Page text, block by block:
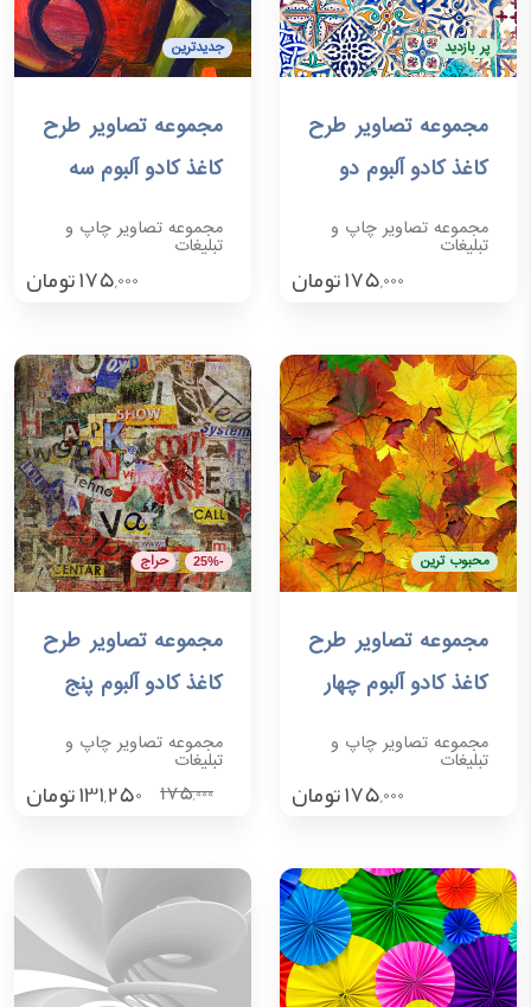
پر بازدید
افزودن به سبد خرید
مجموعه تصاویر طرح
کاغذ کادو آلبوم دو
مجموعه تصاویر چاپ و
تبلیغات
175,000تومان
جدیدترین
افزودن به سبد خرید
مجموعه تصاویر طرح
کاغذ کادو آلبوم سه
مجموعه تصاویر چاپ و
تبلیغات
175,000تومان
محبوب ترین
افزودن به سبد خرید
مجموعه تصاویر طرح
کاغذ کادو آلبوم چهار
مجموعه تصاویر چاپ و
تبلیغات
175,000تومان
-25% حراج
افزودن به سبد خرید
مجموعه تصاویر طرح
کاغذ کادو آلبوم پنج
مجموعه تصاویر چاپ و
تبلیغات
175,000
131,250تومان